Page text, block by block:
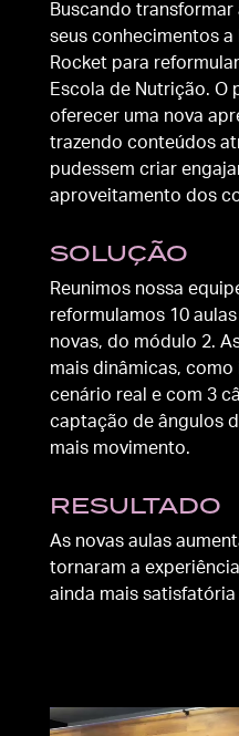
Buscando
seus conhecimentos
Rocket para
Escola de Nutrição. O
oferecer uma nova
trazendo conteúdos
pudessem criar
aproveitamento dos
SOLUÇÃO
Reunimos nossa
reformulamos 10
novas, do módulo 2.
mais dinâmicas,
cenário real e com 3
captação de ângulos
mais movimento.
RESULTADO
As novas aulas
tornaram a
ainda mais satisfatória